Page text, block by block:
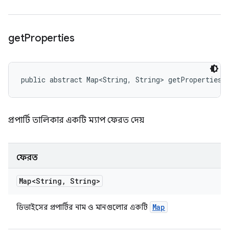
getProperties
public abstract Map<String, String> getProperties
প্রপার্টি তালিকার একটি ম্যাপ ফেরত দেয়
ফেরত
Map<String , String>
ডিভাইসের প্রপার্টির নাম ও মানগুলোর একটি Map